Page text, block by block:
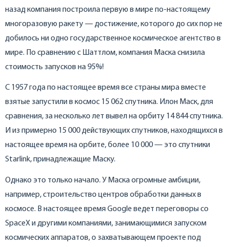
назад компания построила первую в мире по-настоящему
многоразовую ракету — достижение, которого до сих пор не
добилось ни одно государственное космическое агентство в
мире. По сравнению с Шаттлом, компания Маска снизила
стоимость запусков на 95%!
С 1957 года по настоящее время все страны мира вместе
взятые запустили в космос 15 062 спутника. Илон Маск, для
сравнения, за несколько лет вывел на орбиту 14 844 спутника.
И из примерно 15 000 действующих спутников, находящихся в
настоящее время на орбите, более 10 000 — это спутники
Starlink, принадлежащие Маску.
Однако это только начало. У Маска огромные амбиции,
например, строительство центров обработки данных в
космосе. В настоящее время Google ведет переговоры со
SpaceX и другими компаниями, занимающимися запуском
космических аппаратов, о захватывающем проекте под